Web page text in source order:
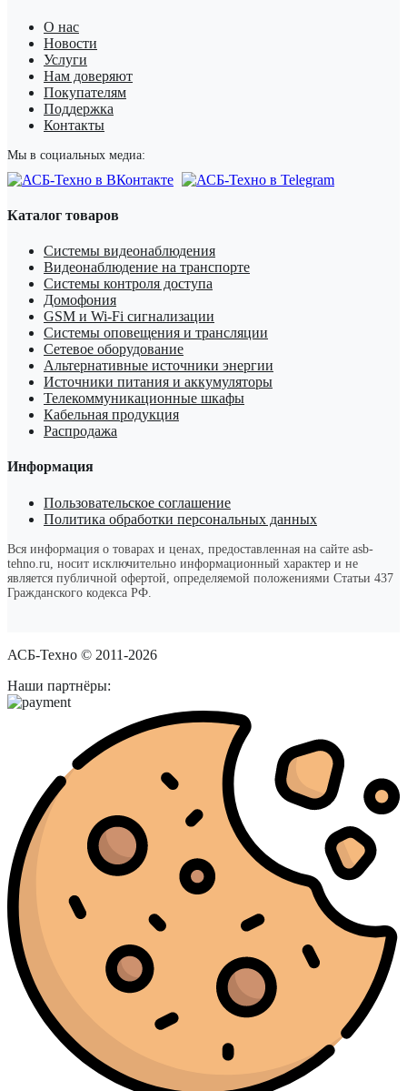
О нас
Новости
Услуги
Нам доверяют
Покупателям
Поддержка
Контакты
Мы в социальных медиа:
Каталог товаров
Системы видеонаблюдения
Видеонаблюдение на транспорте
Системы контроля доступа
Домофония
GSM и Wi-Fi сигнализации
Системы оповещения и трансляции
Сетевое оборудование
Альтернативные источники энергии
Источники питания и аккумуляторы
Телекоммуникационные шкафы
Кабельная продукция
Распродажа
Информация
Пользовательское соглашение
Политика обработки персональных данных
Вся информация о товарах и ценах, предоставленная на сайте asb-
tehno.ru, носит исключительно информационный характер и не
является публичной офертой, определяемой положениями Статьи 437
Гражданского кодекса РФ.
АСБ-Техно © 2011-2026
Наши партнёры: